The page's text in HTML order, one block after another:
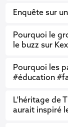
Enquête sur
Pourquoi le
le buzz sur
Pourquoi les
#éducation
L'héritage de
aurait inspiré